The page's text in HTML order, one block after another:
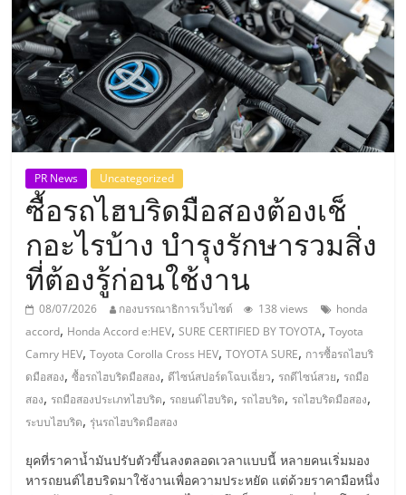
ประเทศไทย,
ThaiSMEsCenter,
รวม
ธุรกิจ
เอ
ส
เอ็
มอี
ไทย,
SMEs,
PR News Uncategorized
ซื้อรถไฮบริดมือสองต้องเช็
กอะไรบ้าง บำรุงรักษารวมสิ่ง
ที่ต้องรู้ก่อนใช้งาน
08/07/2026 กองบรรณาธิการเว็บไซต์ 138 views
honda
accord, Honda Accord e:HEV,SURE CERTIFIED BY TOYOTA,Toyota
Camry HEV,Toyota Corolla Cross HEV,TOYOTA SURE, การซื้อรถไฮบริ
ดมือสอง,ซื้อรถไฮบริดมือสอง, ดีไซน์สปอร์ตโฉบเฉี่ยว, รถดีไซน์สวย, รถมือ
สอง, รถมือสองประเภทไฮบริด, รถยนต์ไฮบริด, รถไฮบริด, รถไฮบริดมือสอง,
ระบบไฮบริด, รุ่นรถไฮบริดมือสอง
ยุคที่ราคาน้ำมันปรับตัวขึ้นลงตลอดเวลาแบบนี้ หลายคนเริ่มมอง
หารถยนต์ไฮบริดมาใช้งานเพื่อความประหยัด แต่ด้วยราคามือหนึ่ง